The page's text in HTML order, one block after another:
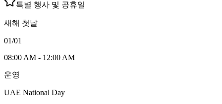
특별 행사 및 공휴일
새해 첫날
01/01
08:00 AM - 12:00 AM
운영
UAE National Day